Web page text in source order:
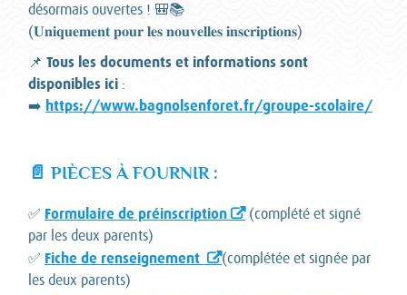
désormais ouvertes ! 🎒📚
(𝐔𝐧𝐢𝐪𝐮𝐞𝐦𝐞𝐧𝐭 𝐩𝐨𝐮𝐫 𝐥𝐞𝐬 𝐧𝐨𝐮𝐯𝐞𝐥𝐥𝐞𝐬 𝐢𝐧𝐬𝐜𝐫𝐢𝐩𝐭𝐢𝐨𝐧𝐬)
📌 Tous les documents et informations sont
disponibles ici :
➡️ https://www.bagnolsenforet.fr/groupe-scolaire/
📄 PIÈCES À FOURNIR :
✅ Formulaire de préinscription
(complété et signé
par les deux parents)
✅ Fiche de renseignement
(complétée et signée par
les deux parents)